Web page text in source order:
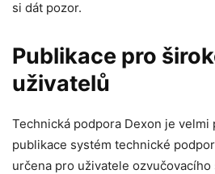
si dát pozor.
Publikace pro
uživatelů
Technická podpora Dexon je velmi
publikace systém technické
určena pro uživatele